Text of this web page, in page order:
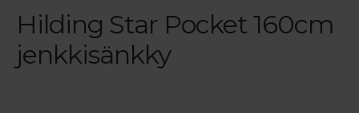
Kassa
Jenkkisängyn ostajan opas
Hilding Star Pocket 160cm
jenkkisänkky